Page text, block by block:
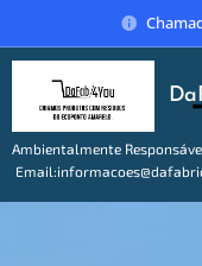
Ambientalmente